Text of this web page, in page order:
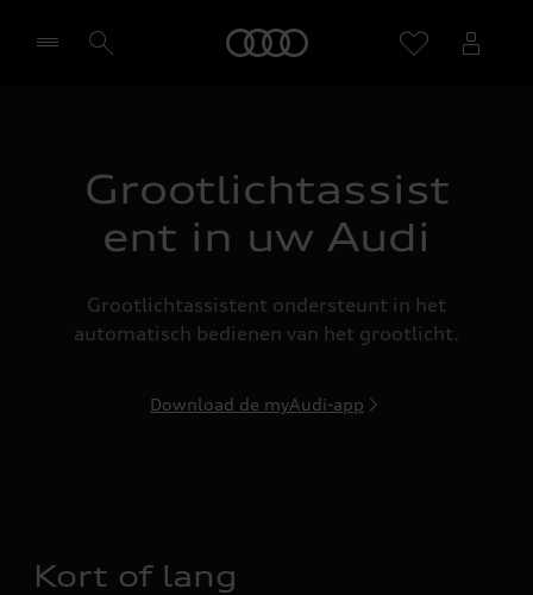
Grootlichtassist
ent in uw Audi
Grootlichtassistent ondersteunt in het
automatisch bedienen van het grootlicht.
Download de myAudi-app
Kort of lang